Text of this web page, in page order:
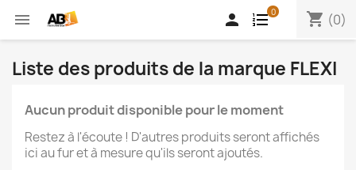
 shopping_cart (0)
0

Liste des produits de la marque FLEXI
Aucun produit disponible pour le moment
Restez à l'écoute ! D'autres produits seront affichés
ici au fur et à mesure qu'ils seront ajoutés.